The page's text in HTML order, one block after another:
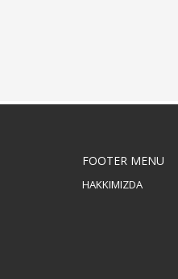
FOOTER MENU
HAKKIMIZDA